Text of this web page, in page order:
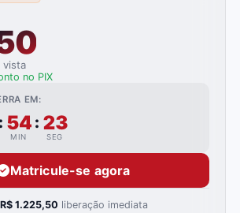
vista
no PIX
EM:
: 54
MIN
: 22
SEG
Matricule-se agora
R$ 1.225,50 liberação imediata